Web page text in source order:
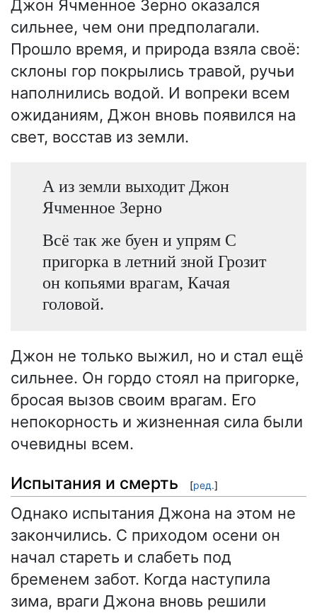
Джон Ячменное Зерно оказался
сильнее, чем они предполагали.
Прошло время, и природа взяла своё:
склоны гор покрылись травой, ручьи
наполнились водой. И вопреки всем
ожиданиям, Джон вновь появился на
свет, восстав из земли.
А из земли выходит Джон
Ячменное Зерно
Всё так же буен и упрям С
пригорка в летний зной Грозит
он копьями врагам, Качая
головой.
Джон не только выжил, но и стал ещё
сильнее. Он гордо стоял на пригорке,
бросая вызов своим врагам. Его
непокорность и жизненная сила были
очевидны всем.
Испытания и смерть [ред.]
Однако испытания Джона на этом не
закончились. С приходом осени он
начал стареть и слабеть под
бременем забот. Когда наступила
зима, враги Джона вновь решили